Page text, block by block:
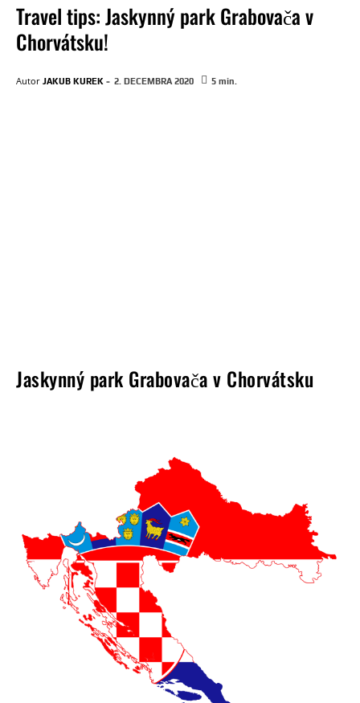
Travel tips: Jaskynný park Grabovača v
Chorvátsku!
Autor JAKUB KUREK - 2. DECEMBRA 2020 5 min.
Jaskynný park Grabovača v Chorvátsku